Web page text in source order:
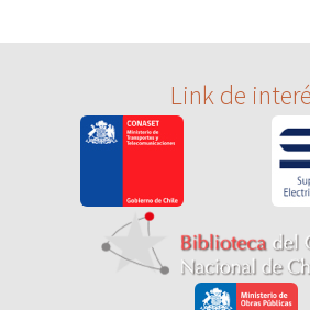
Link de